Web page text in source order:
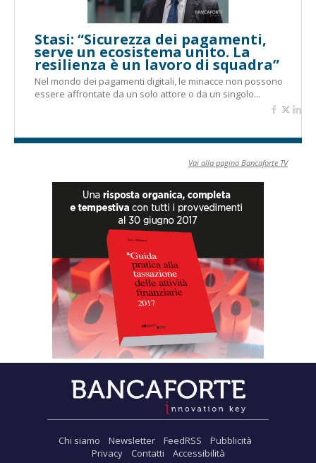
Stasi: “Sicurezza dei pagamenti,
serve un ecosistema unito. La
resilienza è un lavoro di squadra”
Nel mondo dei pagamenti digitali, le minacce non possono
essere affrontate da un solo attore o da un singolo...
Vai alla pagina Bancaforte TV
Chi siamo Newsletter FeedRSS
Pubblicità
Privacy
Contatti Accessibilità